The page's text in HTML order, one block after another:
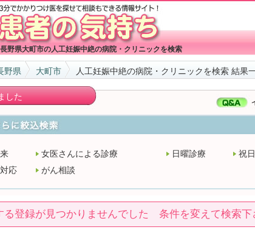
長野県大町市の人工妊娠中絶の病院・クリニックを検索
野県 大町市 人工妊娠中絶の病院・クリニックを検索 結果
した
女医さんによる診療 日曜診療 祝
応
がん相談
る登録が見つかりませんでした 条件を変えて検索